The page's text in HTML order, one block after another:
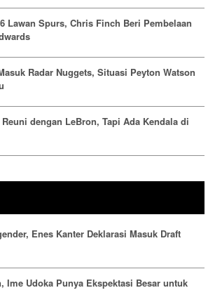
Lawan Spurs, Chris Finch Beri Pembelaan
Radar Nuggets, Situasi Peyton Watson
dengan LeBron, Tapi Ada Kendala di
Enes Kanter Deklarasi Masuk Draft
Ime Udoka Punya Ekspektasi Besar untuk